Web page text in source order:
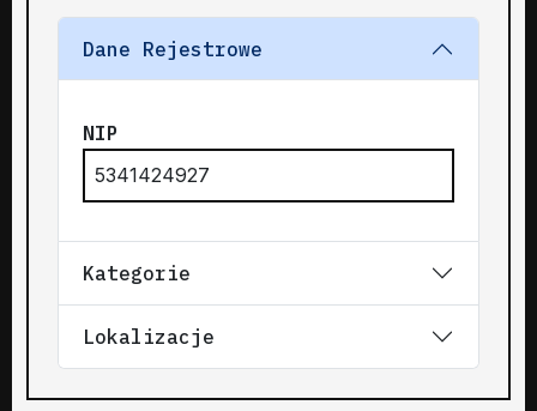
Dane Rejestrowe
NIP
5341424927
Kategorie
Lokalizacje